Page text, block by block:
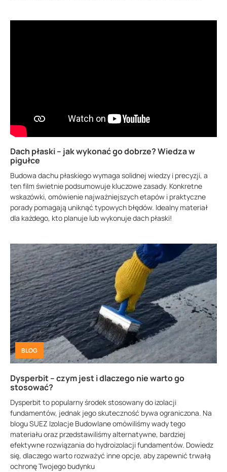
Dach płaski – jak wykonać go dobrze? Wiedza w
pigułce
Budowa dachu płaskiego wymaga solidnej wiedzy i precyzji, a
ten film świetnie podsumowuje kluczowe zasady. Konkretne
wskazówki, omówienie najważniejszych etapów i praktyczne
porady pomagają uniknąć typowych błędów. Idealny materiał
dla każdego, kto planuje lub wykonuje dach płaski!
BLOG
Dysperbit – czym jest i dlaczego nie warto go
stosować?
Dysperbit to popularny środek stosowany do izolacji
fundamentów, jednak jego skuteczność bywa ograniczona. Na
blogu SUEZ Izolacje Budowlane omówiliśmy wady tego
materiału oraz przedstawiliśmy alternatywne, bardziej
efektywne rozwiązania do hydroizolacji fundamentów. Dowiedz
się, dlaczego warto rozważyć inne opcje, aby zapewnić trwałą
ochronę Twojego budynku